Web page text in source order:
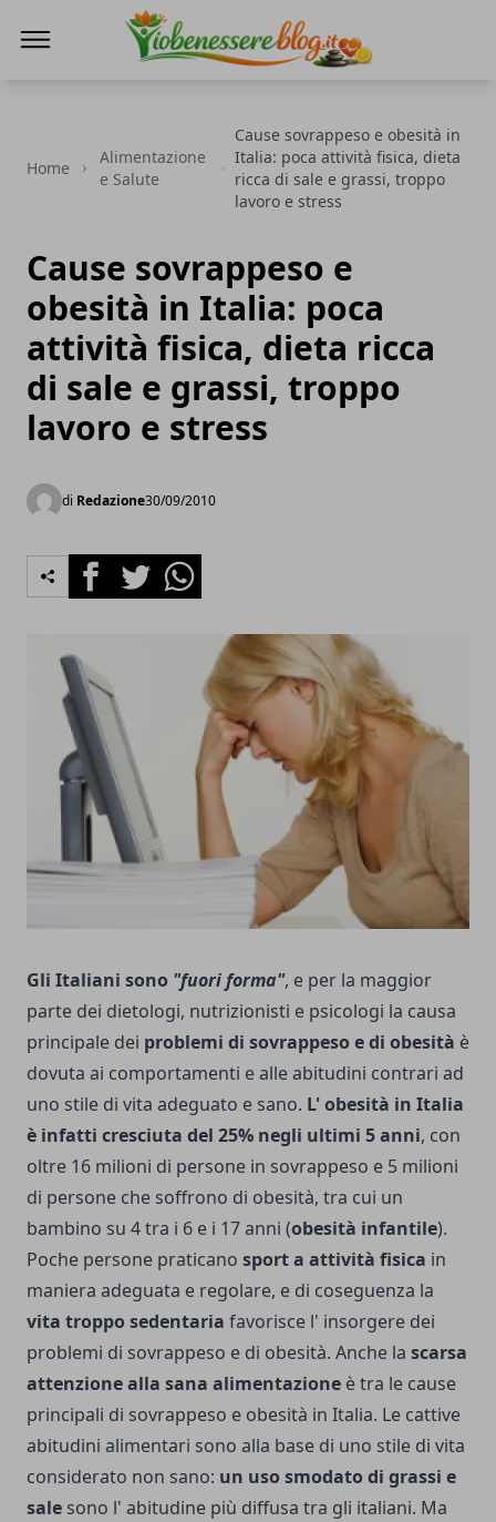
Home
Alimentazione
e Salute
Cause sovrappeso e obesità in
Italia: poca attività fisica, dieta
ricca di sale e grassi, troppo
lavoro e stress
Cause sovrappeso e
obesità in Italia: poca
attività fisica, dieta ricca
di sale e grassi, troppo
lavoro e stress
di Redazione30/09/2010
FacebookTwitterWhatsapp
Gli Italiani sono "fuori forma", e per la maggior
parte dei dietologi, nutrizionisti e psicologi la causa
principale dei problemi di sovrappeso e di obesità è
dovuta ai comportamenti e alle abitudini contrari ad
uno stile di vita adeguato e sano. L' obesità in Italia
è infatti cresciuta del 25% negli ultimi 5 anni, con
oltre 16 milioni di persone in sovrappeso e 5 milioni
di persone che soffrono di obesità, tra cui un
bambino su 4 tra i 6 e i 17 anni (obesità infantile).
Poche persone praticano sport a attività fisica in
maniera adeguata e regolare, e di coseguenza la
vita troppo sedentaria favorisce l' insorgere dei
problemi di sovrappeso e di obesità. Anche la scarsa
attenzione alla sana alimentazione è tra le cause
principali di sovrappeso e obesità in Italia. Le cattive
abitudini alimentari sono alla base di uno stile di vita
considerato non sano: un uso smodato di grassi e
sale sono l' abitudine più diffusa tra gli italiani. Ma